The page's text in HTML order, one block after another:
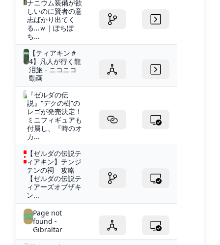
ナニウム装備が欲
しいのに賢者の意
志ばかり出てく
る…ｗ｜ぽちぽ
ち...
【ティアキン＃
4】凡人が行く龍
泪旅 - ニコニコ
動画
『ゼルダの伝
説』“デクの樹”の
レゴが発売決定！
ミニフィギュアも
付属し、『時のオ
カ...
【ゼルダの伝説テ
ィアキン】テンジ
テンの祠 攻略
【ゼルダの伝説テ
ィアーズオブザキ
ン...
Page not
found -
Gibraltar